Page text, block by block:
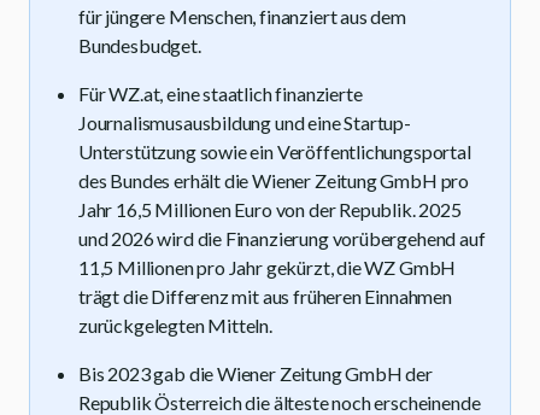
für jüngere Menschen, finanziert aus dem
Bundesbudget.
Für WZ.at, eine staatlich finanzierte
Journalismusausbildung und eine Startup-
Unterstützung sowie ein Veröffentlichungsportal
des Bundes erhält die Wiener Zeitung GmbH pro
Jahr 16,5 Millionen Euro von der Republik. 2025
und 2026 wird die Finanzierung vorübergehend auf
11,5 Millionen pro Jahr gekürzt, die WZ GmbH
trägt die Differenz mit aus früheren Einnahmen
zurückgelegten Mitteln.
Bis 2023 gab die Wiener Zeitung GmbH der
Republik Österreich die älteste noch erscheinende